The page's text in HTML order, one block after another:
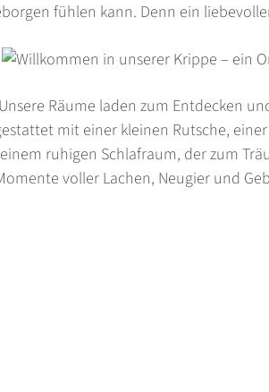
fühlen kann. Denn ein
Unsere Räume laden zum Entdecken
mit einer kleinen Rutsche,
einem ruhigen Schlafraum, der zum
voller Lachen, Neugier und